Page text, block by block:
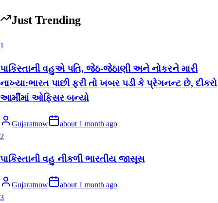
Just Trending
1
પાકિસ્તાની વહુએ પતિ, જેઠ-જેઠાણી અને નોકરને મારી
નાખ્યા:ભારત પાછી ફરી તો ખબર પડી કે પ્રેગનન્ટ છે, દીકરો
આર્મીમાં ઓફિસર બન્યો
Gujaratnow
about 1 month ago
2
પાકિસ્તાની વહુ નીકળી ભારતીય જાસૂસ
Gujaratnow
about 1 month ago
3